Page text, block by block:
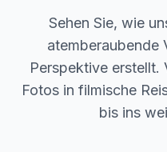
Sehen Sie, wie
atemberaubende
Perspektive erstellt.
Fotos in filmische
bis ins